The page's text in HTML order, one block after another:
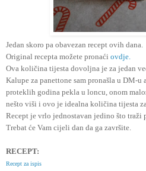
Jedan skoro pa obavezan recept ovih dana.
Original recepta možete pronaći ovdje.
Ova količina tijesta dovoljna je za jedan
Kalupe za panettone sam pronašla u DM-u
proteklih godina pekla u loncu, onom
nešto viši i ovo je idealna količina tijesta
Recept je vrlo jednostavan jedino što traži
Trebat će Vam cijeli dan da ga završite.
RECEPT:
Recept za ispis